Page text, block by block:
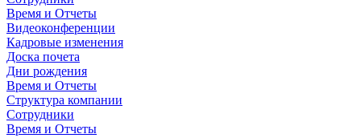
Время и Отчеты
Видеоконференции
Кадровые изменения
Доска почета
Дни рождения
Время и Отчеты
Структура компании
Сотрудники
Время и Отчеты